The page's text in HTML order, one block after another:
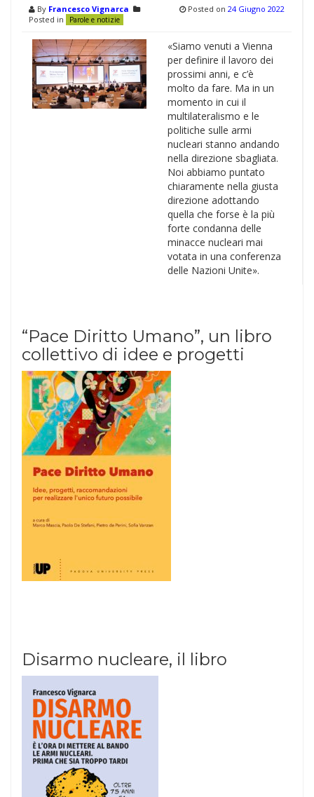
By Francesco Vignarca
Posted in
Parole e notizie
Posted on 24 Giugno 2022
«Siamo venuti a Vienna
per definire il lavoro dei
prossimi anni, e c’è
molto da fare. Ma in un
momento in cui il
multilateralismo e le
politiche sulle armi
nucleari stanno andando
nella direzione sbagliata.
Noi abbiamo puntato
chiaramente nella giusta
direzione adottando
quella che forse è la più
forte condanna delle
minacce nucleari mai
votata in una conferenza
delle Nazioni Unite».
“Pace Diritto Umano”, un libro
collettivo di idee e progetti
Disarmo nucleare, il libro